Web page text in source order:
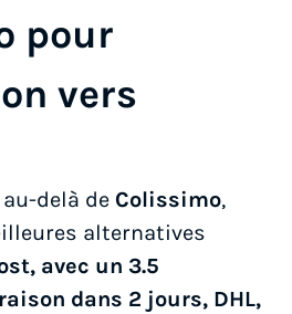
pour
vers
delà de Colissimo,
alternatives
avec un 3.5
dans 2 jours, DHL,